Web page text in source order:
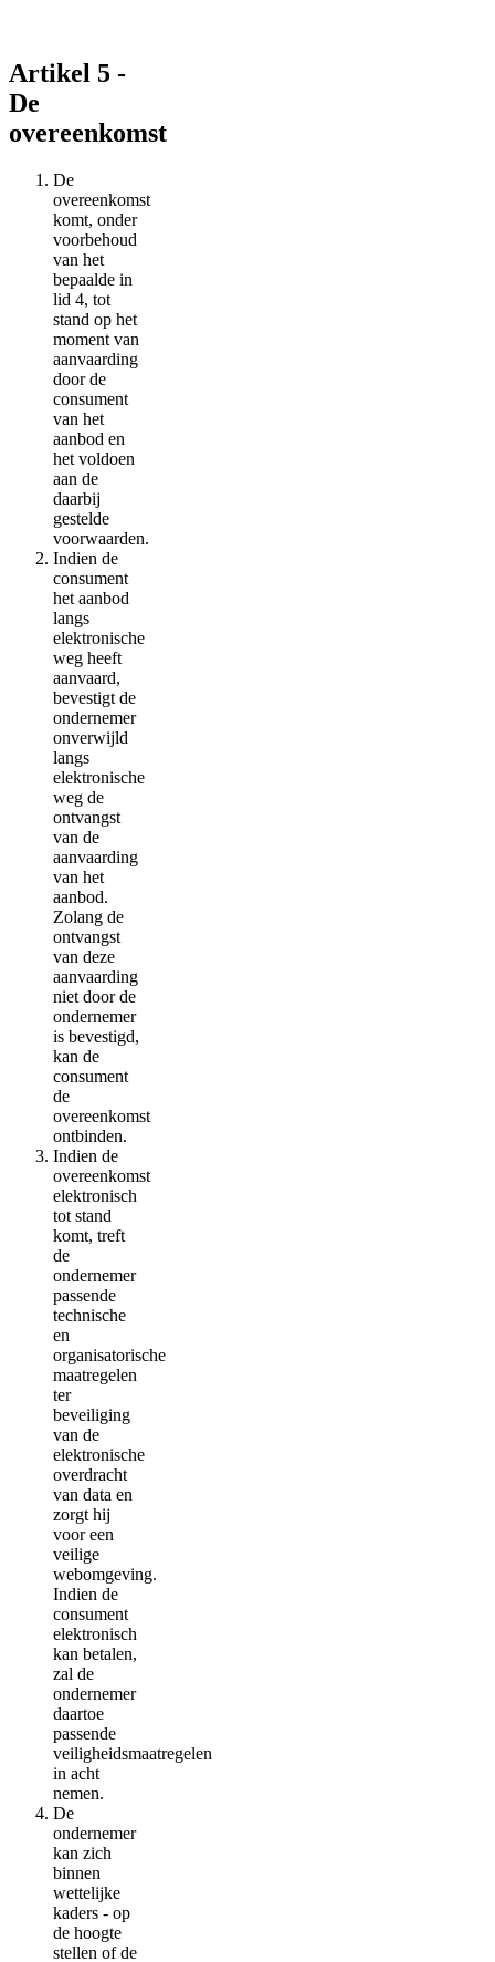
Artikel 5 -
De
overeenkomst
De
overeenkomst
komt, onder
voorbehoud
van het
bepaalde in
lid 4, tot
stand op het
moment van
aanvaarding
door de
consument
van het
aanbod en
het voldoen
aan de
daarbij
gestelde
voorwaarden.
Indien de
consument
het aanbod
langs
elektronische
weg heeft
aanvaard,
bevestigt de
ondernemer
onverwijld
langs
elektronische
weg de
ontvangst
van de
aanvaarding
van het
aanbod.
Zolang de
ontvangst
van deze
aanvaarding
niet door de
ondernemer
is bevestigd,
kan de
consument
de
overeenkomst
ontbinden.
Indien de
overeenkomst
elektronisch
tot stand
komt, treft
de
ondernemer
passende
technische
en
organisatorische
maatregelen
ter
beveiliging
van de
elektronische
overdracht
van data en
zorgt hij
voor een
veilige
webomgeving.
Indien de
consument
elektronisch
kan betalen,
zal de
ondernemer
daartoe
passende
veiligheidsmaatregelen
in acht
nemen.
De
ondernemer
kan zich
binnen
wettelijke
kaders - op
de hoogte
stellen of de